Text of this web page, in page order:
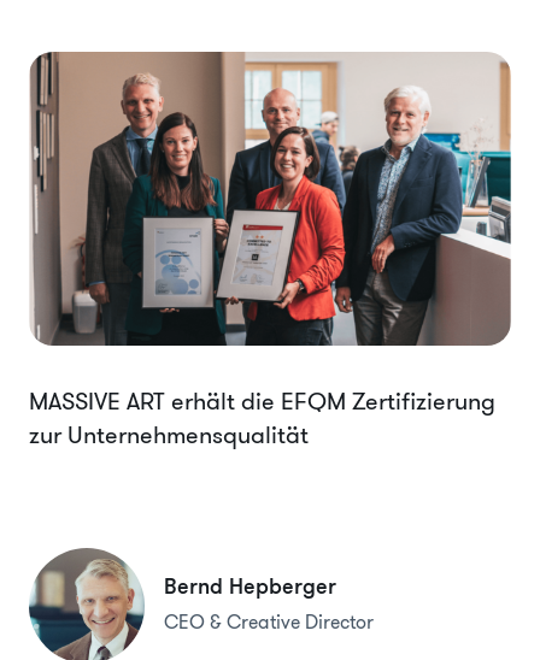
MASSIVE ART erhält die EFQM Zertifizierung
zur Unternehmensqualität
Bernd Hepberger
CEO & Creative Director